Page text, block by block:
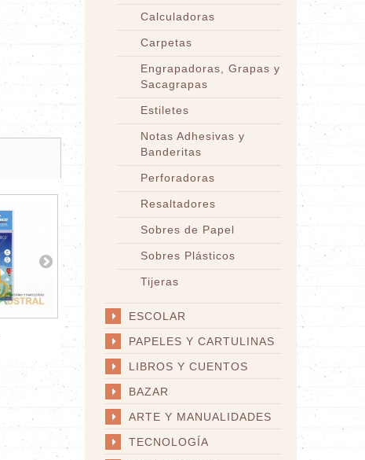
TIJERA... TIJERA DE...
Calculadoras
Carpetas
Engrapadoras, Grapas y
Sacagrapas
Estiletes
Notas Adhesivas y
Banderitas
Perforadoras
Resaltadores
Sobres de Papel
Sobres Plásticos
Tijeras
ESCOLAR
PAPELES Y CARTULINAS
LIBROS Y CUENTOS
BAZAR
ARTE Y MANUALIDADES
TECNOLOGÍA